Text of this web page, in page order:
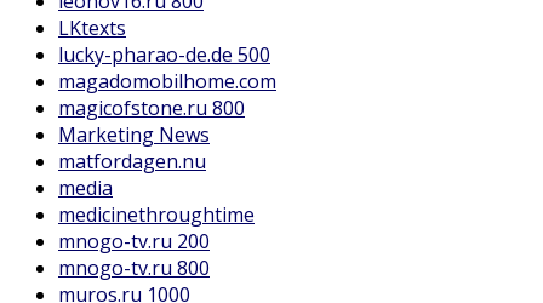
LKtexts
lucky-pharao-de.de 500
magadomobilhome.com
magicofstone.ru 800
Marketing News
matfordagen.nu
media
medicinethroughtime
mnogo-tv.ru 200
mnogo-tv.ru 800
muros.ru 1000